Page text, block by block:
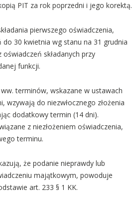
PIT za rok poprzedni i jego korektą.
pierwszego oświadczenia,
30 kwietnia wg stanu na 31 grudnia
składanych przy
funkcji.
terminów, wskazane w ustawach
wzywają do niezwłocznego złożenia
dodatkowy termin (14 dni).
z niezłożeniem oświadczenia,
terminu.
że podanie nieprawdy lub
majątkowym, powoduje
art. 233 § 1 KK.